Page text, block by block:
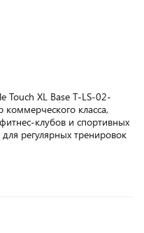
Touch XL Base T-LS-02-
класса,
и спортивных
регулярных тренировок